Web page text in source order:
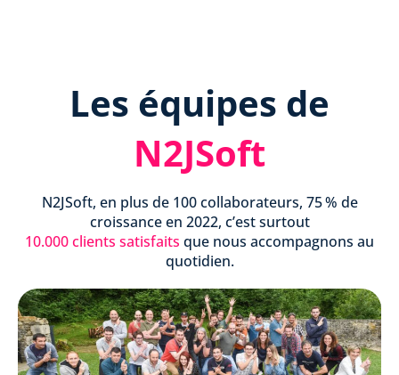
Les équipes de
N2JSoft
N2JSoft, en plus de 100 collaborateurs, 75 % de
croissance en 2022, c’est surtout
10.000 clients satisfaits que nous accompagnons au
quotidien.